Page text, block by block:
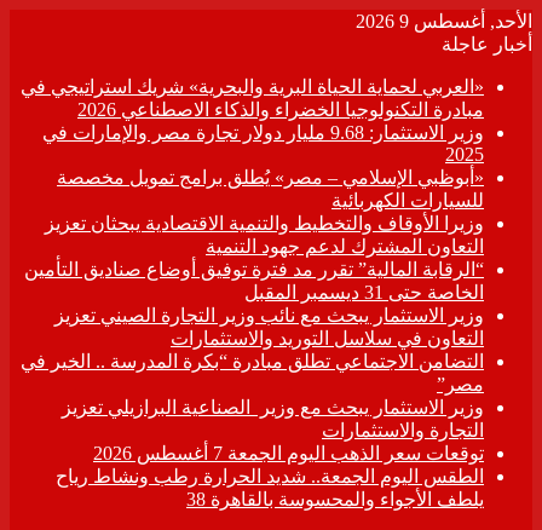
الأحد, أغسطس 9 2026
أخبار عاجلة
«العربي لحماية الحياة البرية والبحرية» شريك استراتيجي في
مبادرة التكنولوجيا الخضراء والذكاء الاصطناعي 2026
وزير الاستثمار: 9.68 مليار دولار تجارة مصر والإمارات في
2025
«أبوظبي الإسلامي – مصر» يُطلق برامج تمويل مخصصة
للسيارات الكهربائية
وزيرا الأوقاف والتخطيط والتنمية الاقتصادية يبحثان تعزيز
التعاون المشترك لدعم جهود التنمية
“الرقابة المالية” تقرر مد فترة توفيق أوضاع صناديق التأمين
الخاصة حتى 31 ديسمبر المقبل
وزير الاستثمار يبحث مع نائب وزير التجارة الصيني تعزيز
التعاون في سلاسل التوريد والاستثمارات
التضامن الاجتماعي تطلق مبادرة “بكرة المدرسة .. الخير في
مصر”
وزير الاستثمار يبحث مع وزير الصناعية البرازيلي تعزيز
التجارة والاستثمارات
توقعات سعر الذهب اليوم الجمعة 7 أغسطس 2026
الطقس اليوم الجمعة.. شديد الحرارة رطب ونشاط رياح
يلطف الأجواء والمحسوسة بالقاهرة 38